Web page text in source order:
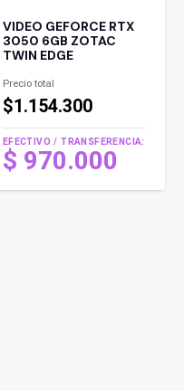
VIDEO GEFORCE RTX
3050 6GB ZOTAC
TWIN EDGE
Precio total
$1.154.300
EFECTIVO / TRANSFERENCIA:
$ 970.000